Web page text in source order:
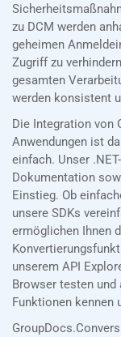
zu DCM werden
geheimen
Zugriff zu
gesamten
werden konsistent
Die Integration von
Anwendungen ist
einfach. Unser
Dokumentation
Einstieg. Ob
unsere SDKs
ermöglichen Ihnen
unserem API
Browser testen und
Funktionen kennen